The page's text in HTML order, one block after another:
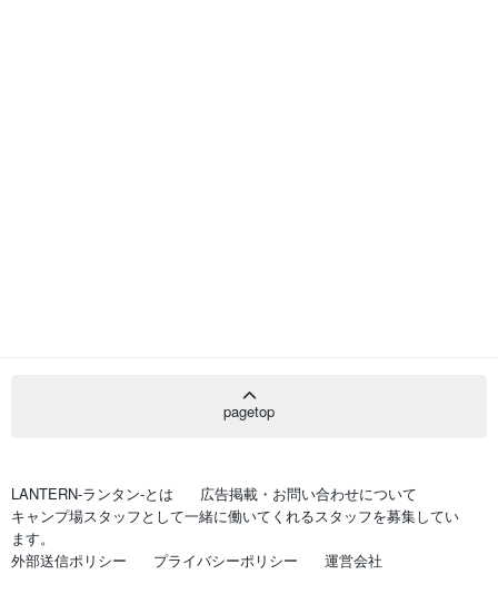
pagetop
LANTERN-ランタン-とは
広告掲載・お問い合わせについて
キャンプ場スタッフとして一緒に働いてくれるスタッフを募集してい
ます。
外部送信ポリシー
プライバシーポリシー 運営会社